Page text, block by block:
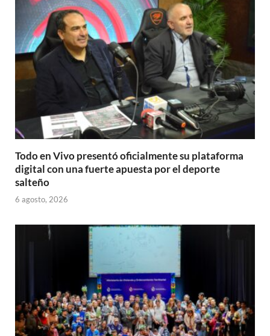
Todo en Vivo presentó oficialmente su plataforma
digital con una fuerte apuesta por el deporte
salteño
6 agosto, 2026